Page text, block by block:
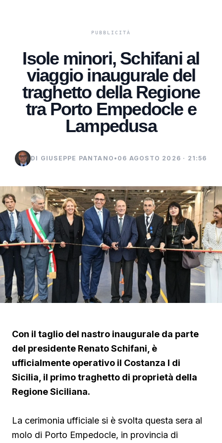
Isole minori, Schifani al
viaggio inaugurale del
traghetto della Regione
tra Porto Empedocle e
Lampedusa
DI GIUSEPPE PANTANO • 06 AGOSTO 2026 · 21:56
Con il taglio del nastro inaugurale da parte
del presidente Renato Schifani, è
ufficialmente operativo il Costanza I di
Sicilia, il primo traghetto di proprietà della
Regione Siciliana.
La cerimonia ufficiale si è svolta questa sera al
molo di Porto Empedocle, in provincia di